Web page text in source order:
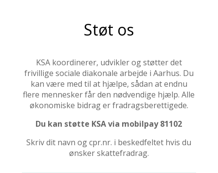
Støt os
KSA koordinerer, udvikler og støtter det
frivillige sociale diakonale arbejde i Aarhus. Du
kan være med til at hjælpe, sådan at endnu
flere mennesker får den nødvendige hjælp. Alle
økonomiske bidrag er fradragsberettigede.
Du kan støtte KSA via mobilpay 81102
Skriv dit navn og cpr.nr. i beskedfeltet hvis du
ønsker skattefradrag.